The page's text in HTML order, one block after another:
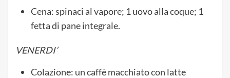
Cena: spinaci al vapore; 1 uovo alla coque; 1
fetta di pane integrale.
VENERDI’
Colazione: un caffè macchiato con latte